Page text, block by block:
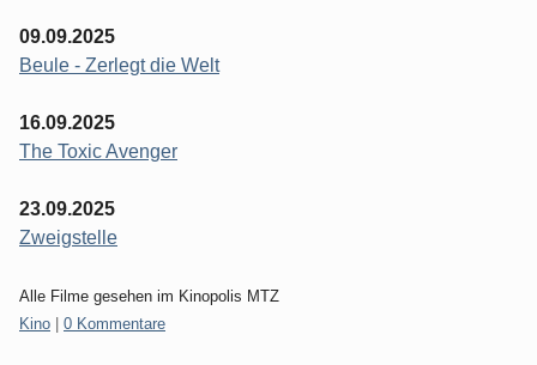
09.09.2025
Beule - Zerlegt die Welt
16.09.2025
The Toxic Avenger
23.09.2025
Zweigstelle
Alle Filme gesehen im Kinopolis MTZ
Kategorien:
Kino 0 Kommentare